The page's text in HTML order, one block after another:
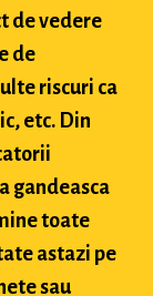
de vedere
de
riscuri ca
etc. Din
gandeasca
toate
astazi pe
sau